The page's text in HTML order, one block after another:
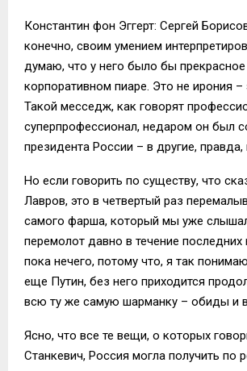
Константин фон Эггерт: Сергей
конечно, своим умением
думаю, что у него было бы
корпоративном пиаре. Это не ирония –
Такой месседж, как говорят
суперпрофессионал, недаром он был
президента России – в другие, правда,
Но если говорить по существу, что
Лавров, это в четвертый раз
самого фарша, который мы уже
перемолот давно в течение последних
пока нечего, потому что, я так
еще Путин, без него приходится
всю ту же самую шарманку – обиды и
Ясно, что все те вещи, о которых
Станкевич, Россия могла получить по